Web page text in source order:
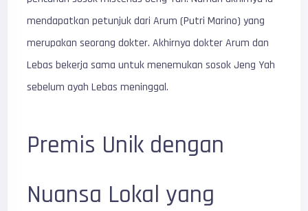
mendapatkan petunjuk dari Arum (Putri Marino) yang
merupakan seorang dokter. Akhirnya dokter Arum dan
Lebas bekerja sama untuk menemukan sosok Jeng Yah
sebelum ayah Lebas meninggal.
Premis Unik dengan
Nuansa Lokal yang